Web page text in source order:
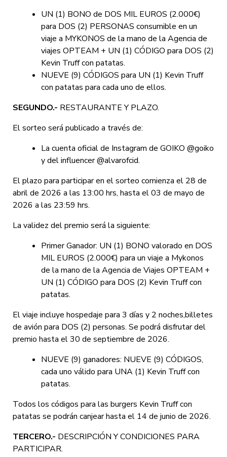
UN (1) BONO de DOS MIL EUROS (2.000€)
para DOS (2) PERSONAS consumible en un
viaje a MYKONOS de la mano de la Agencia de
viajes OPTEAM + UN (1) CÓDIGO para DOS (2)
Kevin Truff con patatas.
NUEVE (9) CÓDIGOS para UN (1) Kevin Truff
con patatas para cada uno de ellos.
SEGUNDO.- RESTAURANTE Y PLAZO.
El sorteo será publicado a través de:
La cuenta oficial de Instagram de GOIKO @goiko
y del influencer @alvarofcid.
El plazo para participar en el sorteo comienza el 28 de
abril de 2026 a las 13:00 hrs, hasta el 03 de mayo de
2026 a las 23:59 hrs.
La validez del premio será la siguiente:
Primer Ganador: UN (1) BONO valorado en DOS
MIL EUROS (2.000€) para un viaje a Mykonos
de la mano de la Agencia de Viajes OPTEAM +
UN (1) CÓDIGO para DOS (2) Kevin Truff con
patatas.
El viaje incluye hospedaje para 3 días y 2 noches,billetes
de avión para DOS (2) personas. Se podrá disfrutar del
premio hasta el 30 de septiembre de 2026.
NUEVE (9) ganadores: NUEVE (9) CÓDIGOS,
cada uno válido para UNA (1) Kevin Truff con
patatas.
Todos los códigos para las burgers Kevin Truff con
patatas se podrán canjear hasta el 14 de junio de 2026.
TERCERO.- DESCRIPCIÓN Y CONDICIONES PARA
PARTICIPAR.